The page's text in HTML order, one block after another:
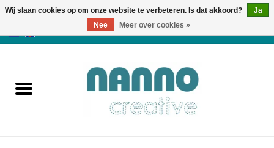
Producten
Wij slaan cookies op om onze website te verbeteren. Is dat akkoord?
Ja
Nee
Meer over cookies »